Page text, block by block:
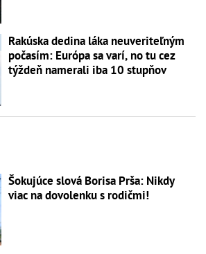
Rakúska dedina láka neuveriteľným
počasím: Európa sa varí, no tu cez
týždeň namerali iba 10 stupňov
Šokujúce slová Borisa Prša: Nikdy
viac na dovolenku s rodičmi!